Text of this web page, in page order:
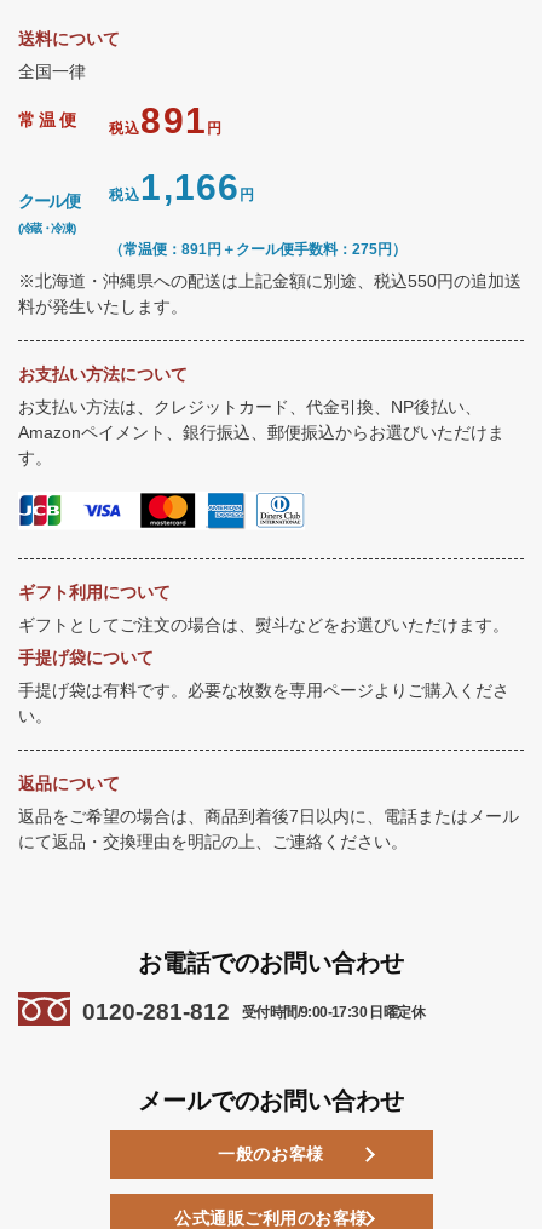
送料について
全国一律
常温便 税込891 円
クール便
(冷蔵・冷凍)
税込1,166 円
（常温便：891円＋クール便手数料：275円）
※北海道・沖縄県への配送は上記金額に別途、税込550円の追加送
料が発生いたします。
お支払い方法について
お支払い方法は、クレジットカード、代金引換、NP後払い、
Amazonペイメント、銀行振込、郵便振込からお選びいただけま
す。
ギフト利用について
ギフトとしてご注文の場合は、熨斗などをお選びいただけます。
手提げ袋について
手提げ袋は有料です。必要な枚数を専用ページよりご購入くださ
い。
返品について
返品をご希望の場合は、商品到着後7日以内に、電話またはメール
にて返品・交換理由を明記の上、ご連絡ください。
お電話でのお問い合わせ
0120-281-812 受付時間/9:00-17:30 日曜定休
メールでのお問い合わせ
一般のお客様
公式通販ご利用のお客様